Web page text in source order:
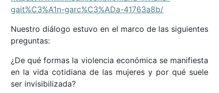
gait%C3%A1n-garc%C3%ADa-41763a8b/
Nuestro diálogo estuvo en el marco de las siguientes
preguntas:
¿De qué formas la violencia económica se manifiesta
en la vida cotidiana de las mujeres y por qué suele
ser invisibilizada?